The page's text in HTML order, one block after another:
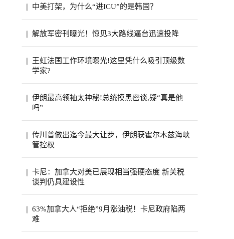
(取材自浪涨新闻)江苏无锡患癌妻子朱女士
中美打架，为什么“进ICU”的是韩国？
的却是韩国。过去一周，韩国股市连续熔
解放军密刊曝光！惊见3大路线逼台迅速投降
中共解放军内部期刊提出《大型城市全域失
王虹法国工作环境曝光!这里凭什么吸引顶级数
学家?
她的另一重身份，是法国高等科学研究所
伊朗最高领袖太神秘!总统摸黑密谈,疑“真是他
吗”
朗(专题)最高领袖穆吉塔巴（Mojtaba
传川普做出迄今最大让步，伊朗获霍尔木兹海峡
管控权
级消息人士和两名地区官员周三向路透社透
露，...
卡尼：加拿大对美已展现相当强硬态度 新关税
谈判仍具建设性
态度“已经相当强硬”，并强调与华盛顿的贸
63%加拿大人“拒绝”9月涨油税！卡尼政府陷两
难